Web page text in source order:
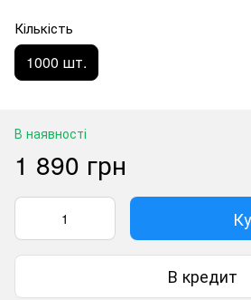
Кількість
1000 шт.
В наявності
1 890 грн
В кредит